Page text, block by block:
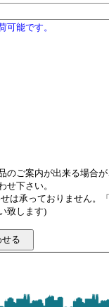
可能です。
のご案内が出来る場合
せ下さい。
は承っておりません。
致します)